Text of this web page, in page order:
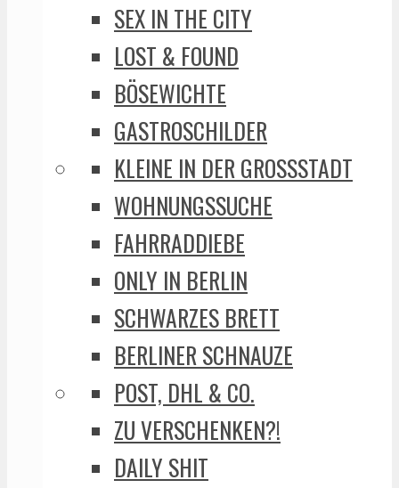
SEX IN THE CITY
LOST & FOUND
BÖSEWICHTE
GASTROSCHILDER
KLEINE IN DER GROSSSTADT
WOHNUNGSSUCHE
FAHRRADDIEBE
ONLY IN BERLIN
SCHWARZES BRETT
BERLINER SCHNAUZE
POST, DHL & CO.
ZU VERSCHENKEN?!
DAILY SHIT